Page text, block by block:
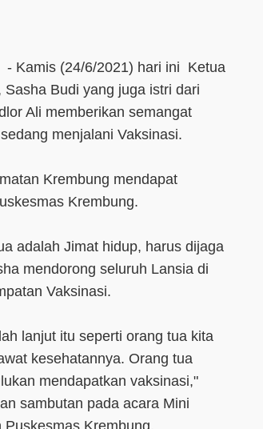
- Kamis (24/6/2021) hari ini Ketua
Budi yang juga istri dari
Ali memberikan semangat
menjalani Vaksinasi.
Krembung mendapat
Krembung.
adalah Jimat hidup, harus dijaga
mendorong seluruh Lansia di
Vaksinasi.
lanjut itu seperti orang tua kita
kesehatannya. Orang tua
mendapatkan vaksinasi,"
sambutan pada acara Mini